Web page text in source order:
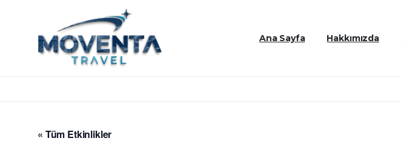
Ana Sayfa Hakkımızda
« Tüm Etkinlikler